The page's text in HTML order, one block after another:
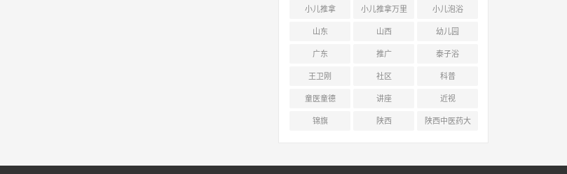
小儿推拿 小儿推拿万里
行
小儿泡浴
山东 山西 幼儿园
广东 推广 泰子浴
王卫刚 社区 科普
童医童德 讲座 近视
锦旗 陕西 陕西中医药大